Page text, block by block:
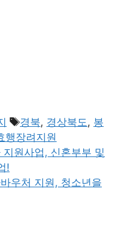
태
그
경북, 경상북도, 봉
행장려지원
원사업, 신혼부부 및
!
우처 지원, 청소년을